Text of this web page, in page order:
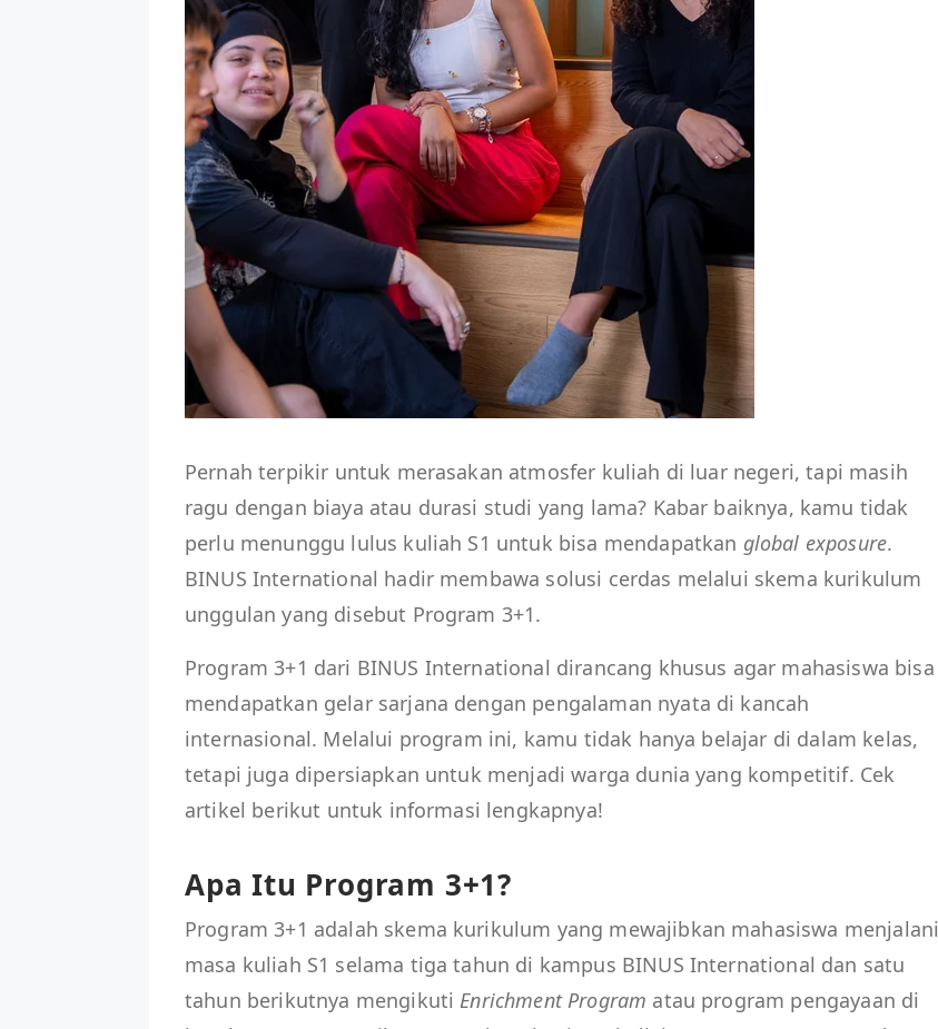
Pernah terpikir untuk merasakan atmosfer kuliah di luar negeri, tapi masih
ragu dengan biaya atau durasi studi yang lama? Kabar baiknya, kamu tidak
perlu menunggu lulus kuliah S1 untuk bisa mendapatkan global exposure.
BINUS International hadir membawa solusi cerdas melalui skema kurikulum
unggulan yang disebut Program 3+1.
Program 3+1 dari BINUS International dirancang khusus agar mahasiswa bisa
mendapatkan gelar sarjana dengan pengalaman nyata di kancah
internasional. Melalui program ini, kamu tidak hanya belajar di dalam kelas,
tetapi juga dipersiapkan untuk menjadi warga dunia yang kompetitif. Cek
artikel berikut untuk informasi lengkapnya!
Apa Itu Program 3+1?
Program 3+1 adalah skema kurikulum yang mewajibkan mahasiswa menjalani
masa kuliah S1 selama tiga tahun di kampus BINUS International dan satu
tahun berikutnya mengikuti Enrichment Program atau program pengayaan di